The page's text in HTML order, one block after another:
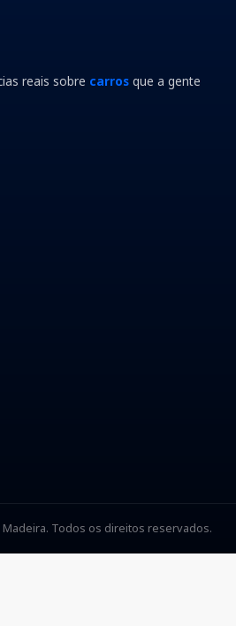
reais sobre carros que a gente
Madeira. Todos os direitos reservados.